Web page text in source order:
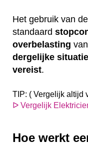
Het gebruik van
standaard
overbelasting
dergelijke
vereist.
TIP: ( Vergelijk altijd
ᐅ Vergelijk
Hoe werkt